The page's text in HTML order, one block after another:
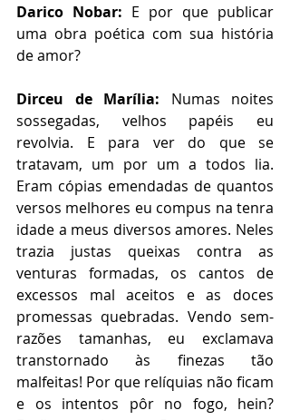
Darico Nobar: E por que publicar
uma obra poética com sua história
de amor?
Dirceu de Marília: Numas noites
sossegadas, velhos papéis eu
revolvia. E para ver do que se
tratavam, um por um a todos lia.
Eram cópias emendadas de quantos
versos melhores eu compus na tenra
idade a meus diversos amores. Neles
trazia justas queixas contra as
venturas formadas, os cantos de
excessos mal aceitos e as doces
promessas quebradas. Vendo sem-
razões tamanhas, eu exclamava
transtornado às finezas tão
malfeitas! Por que relíquias não ficam
e os intentos pôr no fogo, hein?